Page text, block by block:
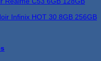
Infinix HOT 30 8GB 256GB